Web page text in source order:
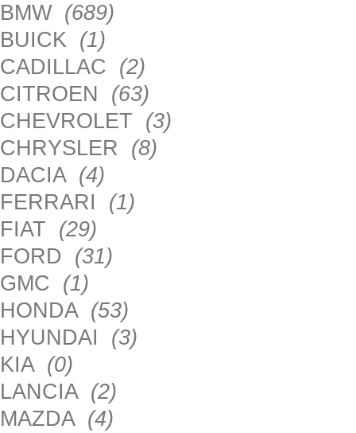
BMW (689)
BUICK (1)
CADILLAC (2)
CITROEN (63)
CHEVROLET (3)
CHRYSLER (8)
DACIA (4)
FERRARI (1)
FIAT (29)
FORD (31)
GMC (1)
HONDA (53)
HYUNDAI (3)
KIA (0)
LANCIA (2)
MAZDA (4)